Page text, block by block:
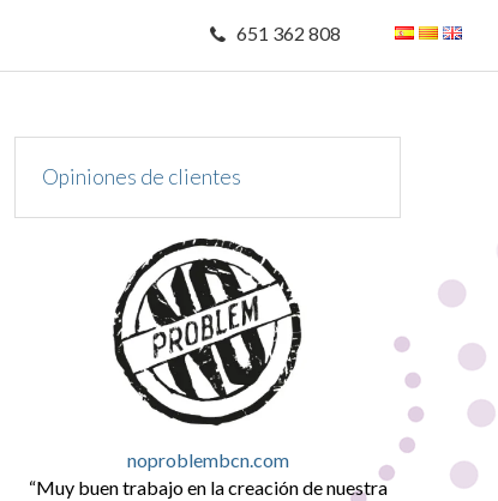
651 362 808
Opiniones de clientes
noproblembcn.com
Muy buen trabajo en la creación de nuestra